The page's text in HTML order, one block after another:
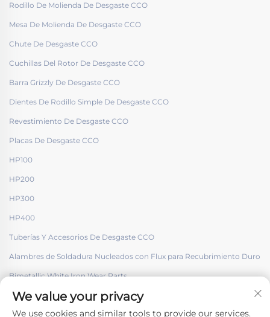
Rodillo De Molienda De Desgaste CCO
Mesa De Molienda De Desgaste CCO
Chute De Desgaste CCO
Cuchillas Del Rotor De Desgaste CCO
Barra Grizzly De Desgaste CCO
Dientes De Rodillo Simple De Desgaste CCO
Revestimiento De Desgaste CCO
Placas De Desgaste CCO
HP100
HP200
HP300
HP400
Tuberías Y Accesorios De Desgaste CCO
Alambres de Soldadura Nucleados con Flux para Recubrimiento Duro
Bimetallic White Iron Wear Parts
We value your privacy
We use cookies and similar tools to provide our services.